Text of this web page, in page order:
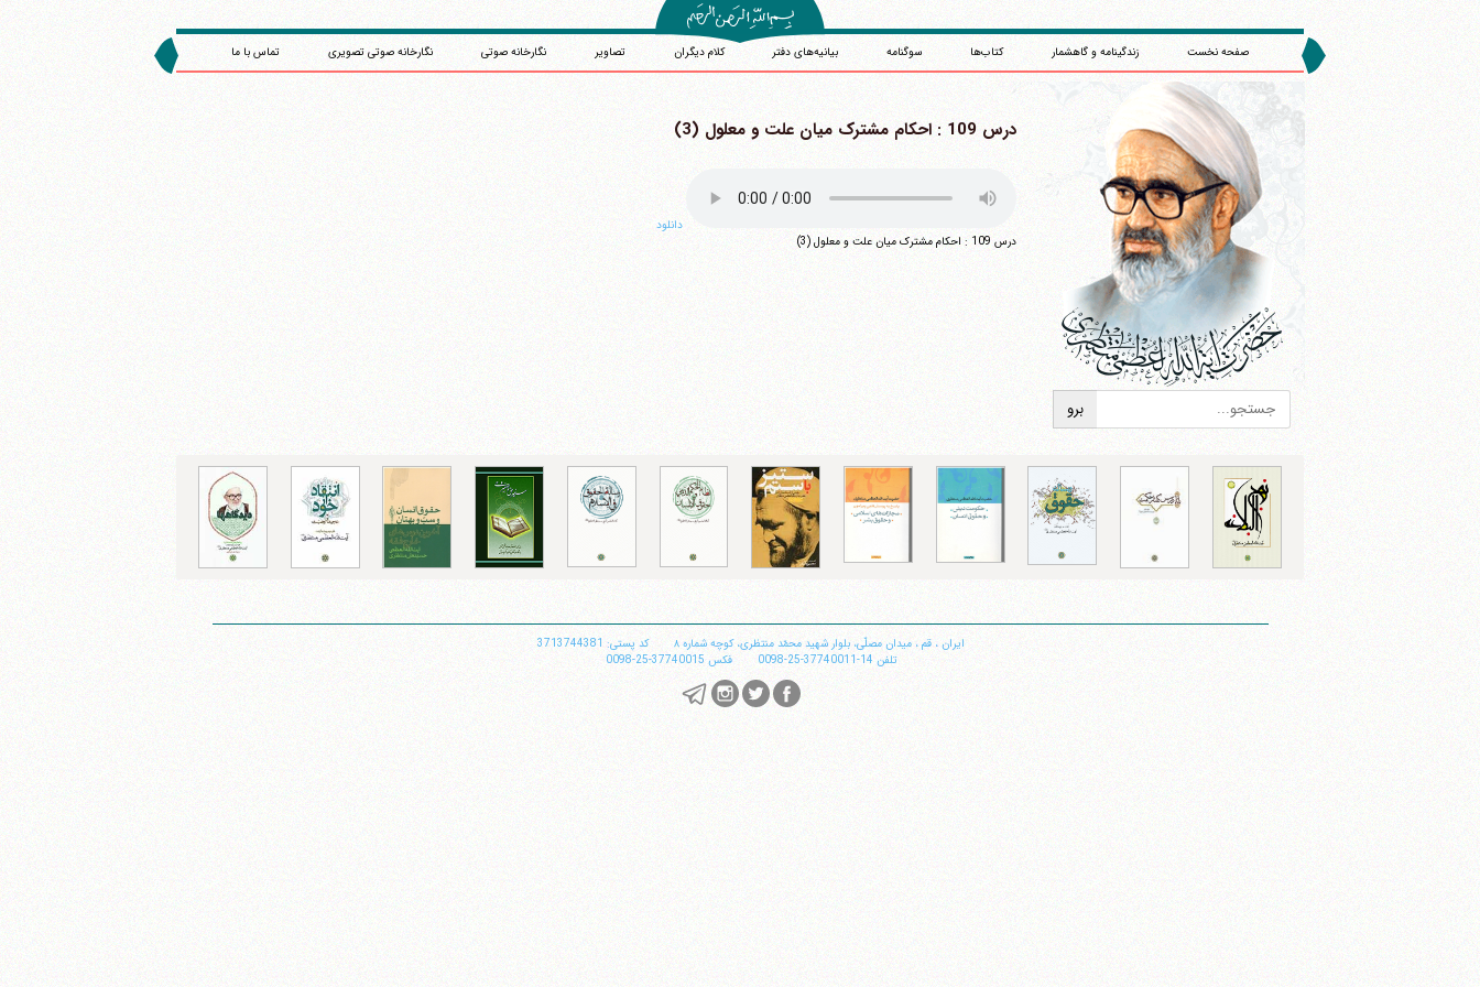
صفحه نخست زندگینامه و گاهشمار کتاب‌ها سوگنامه بیانیه‌های دفتر کلام دیگران تصاویر نگارخانه صوتی نگارخانه صوتی تصویری تماس با ما
درس 109 : احکام مشترک میان علت و معلول (3)
دانلود
درس 109 : احکام مشترک میان علت و معلول (3)
ایران ، قم ، میدان مصلّی، بلوار شهید محمّد منتظری، كوچه شماره ٨
کد پستی: 3713744381
تلفن 14-37740011-25-0098 فکس 37740015-25-0098
وب سایت رسمی آیت‌الله منتظری
فکس37740015-25-98+